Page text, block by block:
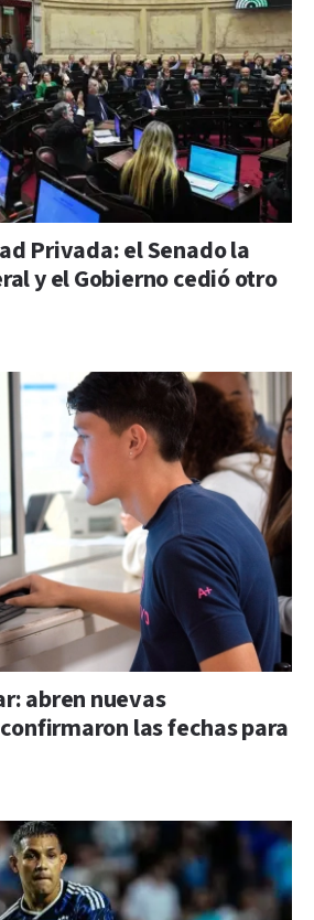
Privada: el Senado la
y el Gobierno cedió otro
abren nuevas
las fechas para